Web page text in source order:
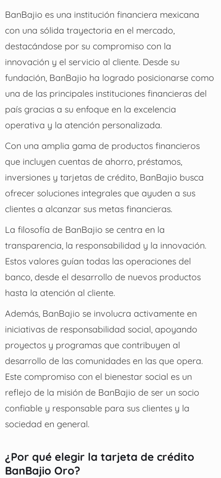
BanBajio es una institución financiera mexicana
con una sólida trayectoria en el mercado,
destacándose por su compromiso con la
innovación y el servicio al cliente. Desde su
fundación, BanBajio ha logrado posicionarse como
una de las principales instituciones financieras del
país gracias a su enfoque en la excelencia
operativa y la atención personalizada.
Con una amplia gama de productos financieros
que incluyen cuentas de ahorro, préstamos,
inversiones y tarjetas de crédito, BanBajio busca
ofrecer soluciones integrales que ayuden a sus
clientes a alcanzar sus metas financieras.
La filosofía de BanBajio se centra en la
transparencia, la responsabilidad y la innovación.
Estos valores guían todas las operaciones del
banco, desde el desarrollo de nuevos productos
hasta la atención al cliente.
Además, BanBajio se involucra activamente en
iniciativas de responsabilidad social, apoyando
proyectos y programas que contribuyen al
desarrollo de las comunidades en las que opera.
Este compromiso con el bienestar social es un
reflejo de la misión de BanBajio de ser un socio
confiable y responsable para sus clientes y la
sociedad en general.
¿Por qué elegir la tarjeta de crédito
BanBajio Oro?